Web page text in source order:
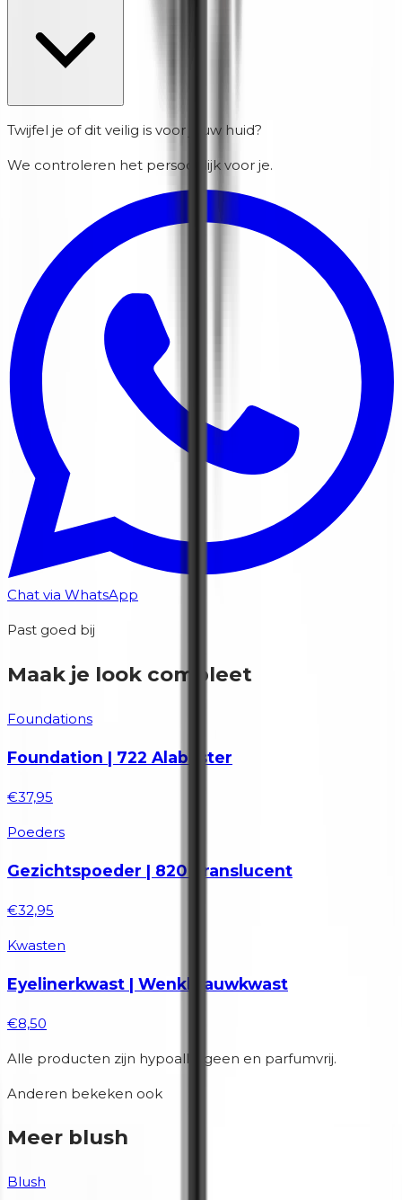
Twijfel je of dit veilig is voor jouw huid?
We controleren het persoonlijk voor je.
Chat via WhatsApp
Past goed bij
Maak je look compleet
Foundations
Foundation | 722 Alabaster
€37,95
Poeders
Gezichtspoeder | 820 Translucent
€32,95
Kwasten
Eyelinerkwast | Wenkbrauwkwast
€8,50
Alle producten zijn hypoallergeen en parfumvrij.
Anderen bekeken ook
Meer blush
Blush